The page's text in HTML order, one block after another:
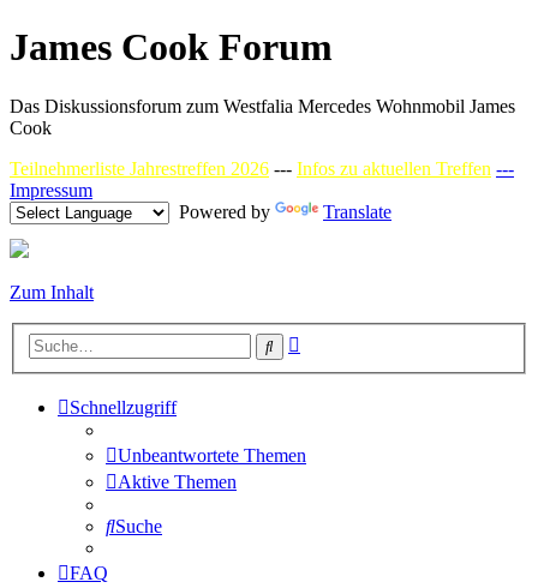
James Cook Forum
Das Diskussionsforum zum Westfalia Mercedes Wohnmobil James
Cook
Teilnehmerliste Jahrestreffen 2026 --- Infos zu aktuellen Treffen ---
Impressum
Powered by
Translate
Zum Inhalt
Suche
Schnellzugriff
Unbeantwortete Themen
Aktive Themen
Suche
FAQ